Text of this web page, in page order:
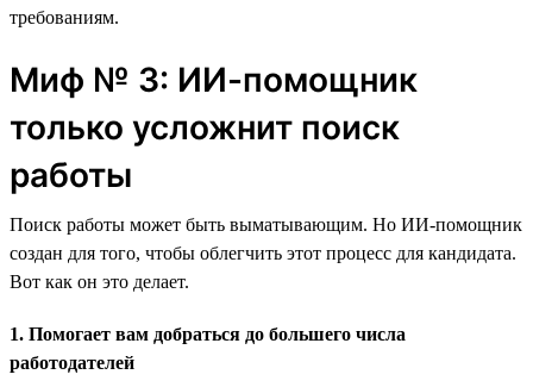
требованиям.
Миф № 3: ИИ-помощник
только усложнит поиск
работы
Поиск работы может быть выматывающим. Но ИИ-помощник
создан для того, чтобы облегчить этот процесс для кандидата.
Вот как он это делает.
1. Помогает вам добраться до большего числа
работодателей